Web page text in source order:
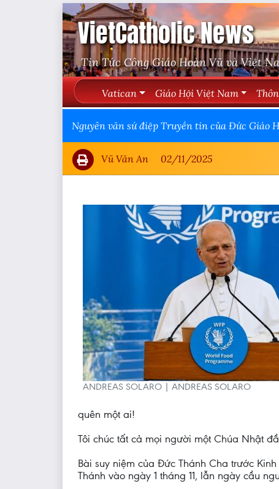
VietCatholic News
Tin Tức Công Giáo Hoàn Vũ và Việt
Vatican Giáo Hội Việt Nam
Nguyên văn sứ điệp Truyền tin của Đức Giáo
Vũ Văn An 02/11/2025
ANDREAS SOLARO | ANDREAS SOLARO
quên một ai!
Tôi chúc tất cả mọi người một Chúa Nhật
Bài suy niệm của Đức Thánh Cha trước
Thánh vào ngày 1 tháng 11, lẫn ngày cầu